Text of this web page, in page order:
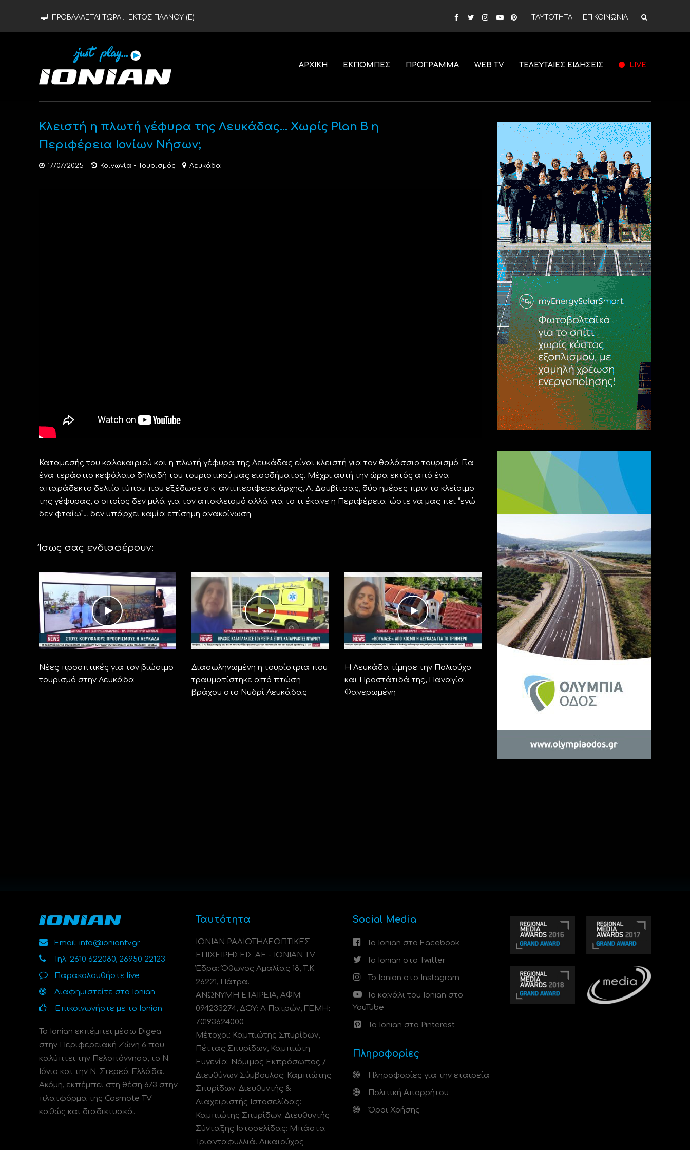
ΠΡΟΒΑΛΛΕΤΑΙ ΤΩΡΑ : ΕΚΤΟΣ ΠΛΑΝΟΥ (Ε) ΤΑΥΤΟΤΗΤΑ ΕΠΙΚΟΙΝΩΝΙΑ
ΑΡΧΙΚΗ ΕΚΠΟΜΠΕΣ ΠΡΟΓΡΑΜΜΑ WEB TV ΤΕΛΕΥΤΑΙΕΣ ΕΙΔΗΣΕΙΣ LIVE
Κλειστή η πλωτή γέφυρα της Λευκάδας… Χωρίς Plan B η
Περιφέρεια Ιονίων Νήσων;
17/07/2025 Κοινωνία • Τουρισμός Λευκάδα
Καταμεσής του καλοκαιριού και η πλωτή γέφυρα της Λευκάδας είναι κλειστή για τον θαλάσσιο τουρισμό. Για
ένα τεράστιο κεφάλαιο δηλαδή του τουριστικού μας εισοδήματος. Μέχρι αυτή την ώρα εκτός από ένα
απαράδεκτο δελτίο τύπου που εξέδωσε ο κ. αντιπεριφερειάρχης, Α. Δουβίτσας, δύο ημέρες πριν το κλείσιμο
της γέφυρας, ο οποίος δεν μιλά για τον αποκλεισμό αλλά για το τι έκανε η Περιφέρεια ‘ώστε να μας πει “εγώ
δεν φταίω”… δεν υπάρχει καμία επίσημη ανακοίνωση.
Ίσως σας ενδιαφέρουν:
Νέες προοπτικές για τον βιώσιμο
τουρισμό στην Λευκάδα
Διασωληνωμένη η τουρίστρια που
τραυματίστηκε από πτώση
βράχου στο Νυδρί Λευκάδας
Η Λευκάδα τίμησε την Πολιούχο
και Προστάτιδά της, Παναγία
Φανερωμένη
Email: info@ioniantv.gr
Τηλ: 2610 622080, 26950 22123
Παρακολουθήστε live
Διαφημιστείτε στο Ionian
Επικοινωνήστε με το Ionian
Το Ionian εκπέμπει μέσω Digea
στην Περιφερειακή Ζώνη 6 που
καλύπτει την Πελοπόννησο, το N.
Ιόνιο και την Ν. Στερεά Ελλάδα.
Ακόμη, εκπέμπει στη θέση 673 στην
πλατφόρμα της Cosmote TV
καθώς και διαδικτυακά.
Ταυτότητα
ΙΟΝΙΑΝ ΡΑΔΙΟΤΗΛΕΟΠΤΙΚΕΣ
ΕΠΙΧΕΙΡΗΣΕΙΣ ΑΕ - IONIAN TV
Έδρα: Όθωνος Αμαλίας 18, Τ.Κ.
26221, Πάτρα.
ΑΝΩΝΥΜΗ ΕΤΑΙΡΕΙΑ, ΑΦΜ:
094233274, ΔΟΥ: A Πατρών, ΓΕΜΗ:
70193624000.
Μέτοχοι: Καμπιώτης Σπυρίδων,
Πέττας Σπυρίδων, Καμπιώτη
Ευγενία. Νόμιμος Εκπρόσωπος /
Διευθύνων Σύμβουλος: Καμπιώτης
Σπυρίδων. Διευθυντής &
Διαχειριστής Ιστοσελίδας:
Καμπιώτης Σπυρίδων. Διευθυντής
Σύνταξης Ιστοσελίδας: Μπάστα
Τριανταφυλλιά. Δικαιούχος
Social Media
Το Ionian στο Facebook
Το Ionian στο Twitter
Το Ionian στο Instagram
Το κανάλι του Ionian στο
YouTube
Το Ionian στο Pinterest
Πληροφορίες
Πληροφορίες για την εταιρεία
Πολιτική Απορρήτου
Όροι Χρήσης